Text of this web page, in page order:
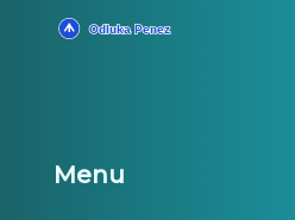
Menu